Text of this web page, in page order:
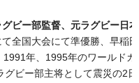
ビー部監督、元ラグビー日
全国大会にて準優勝、早稲
年、1995年のワールド
グビー部主将として震災の2